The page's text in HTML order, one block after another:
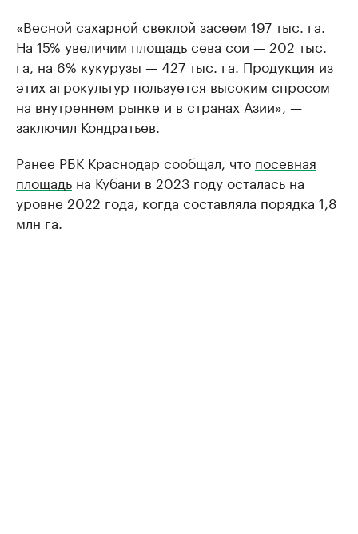
«Весной сахарной свеклой засеем 197 тыс. га.
На 15% увеличим площадь сева сои — 202 тыс.
га, на 6% кукурузы — 427 тыс. га. Продукция из
этих агрокультур пользуется высоким спросом
на внутреннем рынке и в странах Азии», —
заключил Кондратьев.
Ранее РБК Краснодар сообщал, что посевная
площадь на Кубани в 2023 году осталась на
уровне 2022 года, когда составляла порядка 1,8
млн га.